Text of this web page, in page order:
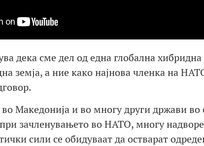
дека сме дел од една глобална
земја, а ние како најнова членка на
во Македонија и во многу други држави во
зачленувањето во НАТО, многу
сили се обидуваат да остварат